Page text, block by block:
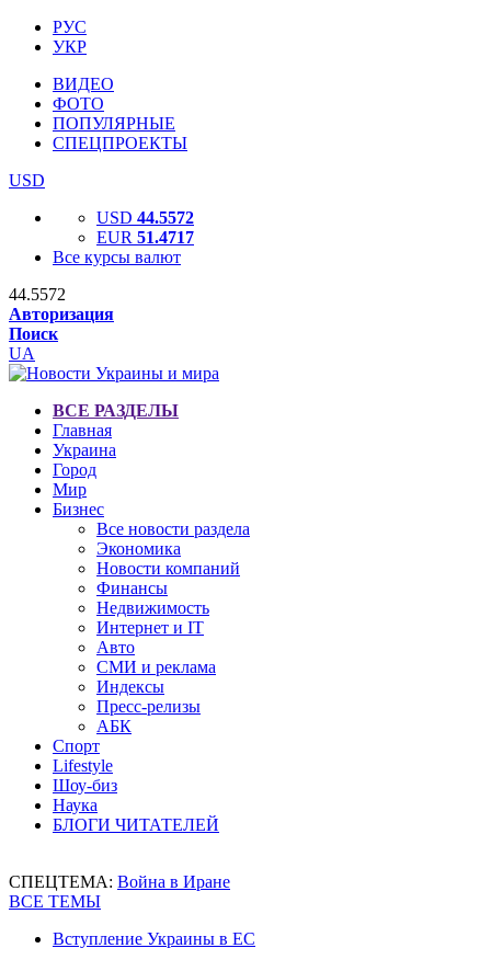
РУС
УКР
ВИДЕО
ФОТО
ПОПУЛЯРНЫЕ
СПЕЦПРОЕКТЫ
USD
USD 44.5572
EUR 51.4717
Все курсы валют
44.5572
Авторизация
Поиск
UA
ВСЕ РАЗДЕЛЫ
Главная
Украина
Город
Мир
Бизнес
Все новости раздела
Экономика
Новости компаний
Финансы
Недвижимость
Интернет и IT
Авто
СМИ и реклама
Индексы
Пресс-релизы
АБК
Спорт
Lifestyle
Шоу-биз
Наука
БЛОГИ ЧИТАТЕЛЕЙ
СПЕЦТЕМА: Война в Иране
ВСЕ ТЕМЫ
Вступление Украины в ЕС